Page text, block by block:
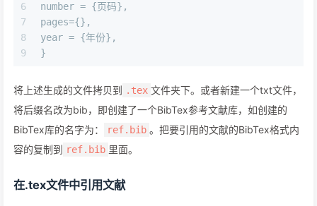
6
7
8
9
number = {页码},
pages={},
year = {年份},
}
将上述生成的文件拷贝到 .tex 文件夹下。或者新建一个txt文件，
将后缀名改为bib，即创建了一个BibTex参考文献库，如创建的
BibTex库的名字为：
ref.bib 。把要引用的文献的BibTex格式内
容的复制到 ref.bib 里面。
在.tex文件中引用文献